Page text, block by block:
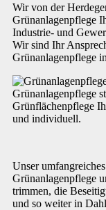
Wir von der
Grünanlagenpflege
Industrie- und
Wir sind Ihr
Grünanlagenpflege
Grünanlagenpflege
Grünflächenpflege
und individuell.
Unser
Grünanlagenpflege
trimmen, die
und so weiter in